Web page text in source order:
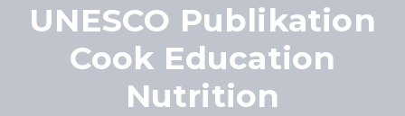
UNESCO Publikation
Cook Education
Nutrition